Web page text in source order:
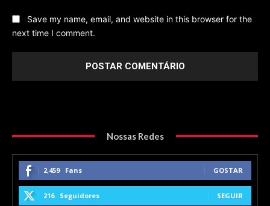
Save my name, email, and website in this browser for the
next time I comment.
Nossas Redes
2,459 Fans GOSTAR
216 Seguidores SEGUIR